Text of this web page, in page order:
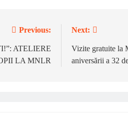
Previous:
ATELIERE
LA MNLR
Next:
Vizite gratuite la
aniversării a 32